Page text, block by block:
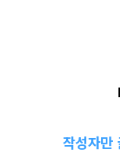
작성자만